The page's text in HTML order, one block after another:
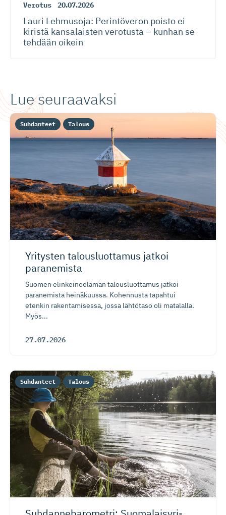
Verotus 20.07.2026
Lauri Lehmusoja: Perintöveron poisto ei
kiristä kansalaisten verotusta – kunhan se
tehdään oikein
Lue seuraavaksi
Yritysten talousluottamus jatkoi
paranemista
Suomen elinkeinoelämän talousluottamus jatkoi
paranemista heinäkuussa. Kohennusta tapahtui
etenkin rakentamisessa, jossa lähtötaso oli matalalla.
Myös...
27.07.2026
Suhdanteet Talous
Suhdanteet Talous